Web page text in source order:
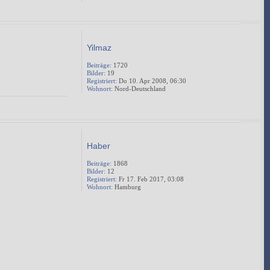
Yilmaz
Beiträge: 1720
Bilder: 19
Registriert: Do 10. Apr 2008, 06:30
Wohnort: Nord-Deutschland
Haber
Beiträge: 1868
Bilder: 12
Registriert: Fr 17. Feb 2017, 03:08
Wohnort: Hamburg